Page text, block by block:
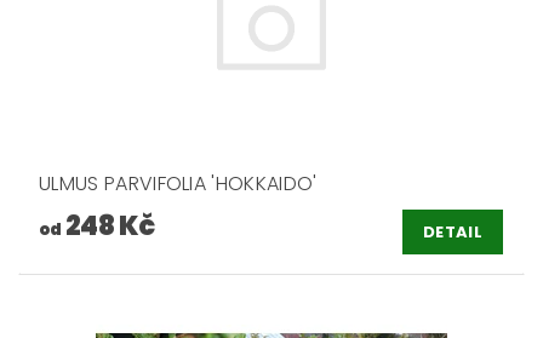
ULMUS PARVIFOLIA 'HOKKAIDO'
od 248 Kč DETAIL